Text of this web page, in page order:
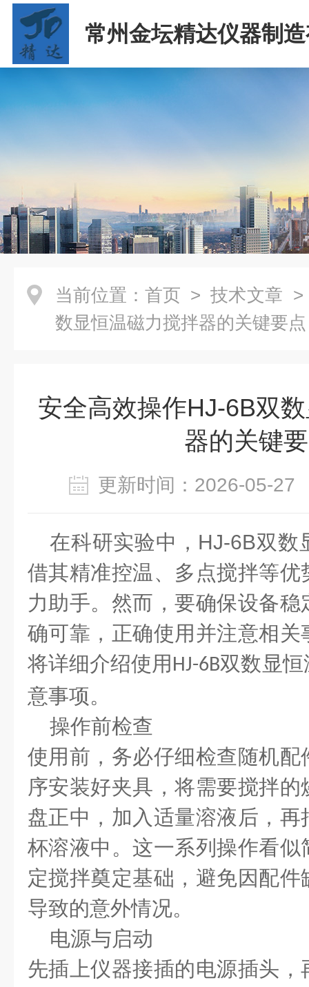
常州金坛精达仪器制
司
当前位置： 首页 > 技术文章 >
数显恒温磁力搅拌器的关键要点
安全高效操作HJ-6B双
器的关键
更新时间：2026-05-
在科研实验中， HJ-6B双数
借其精准控温、多点搅拌等
力助手。然而，要确保设备
确可靠，正确使用并注意相
将详细介绍使用 HJ-6B双数显
意事项。
操作前检查
使用前，务必仔细检查随机
序安装好夹具，将需要搅拌
盘正中，加入适量溶液后，
杯溶液中。这一系列操作看
定搅拌奠定基础，避免因配
导致的意外情况。
电源与启动
先插上仪器接插的电源插头